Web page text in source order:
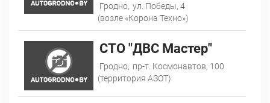
Гродно, ул. Победы, 4
(возле «Корона Техно»)
CТО "ДВС Мастер"
Гродно, пр-т. Космонавтов, 100
(территория АЗОТ)